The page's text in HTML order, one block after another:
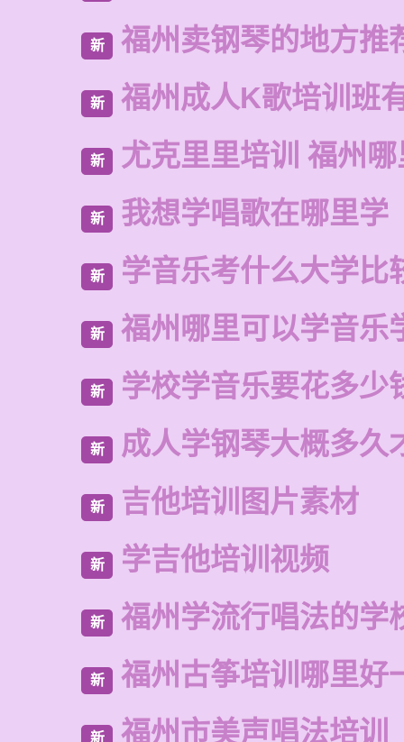
新 福州卖钢琴的地方推
新 福州成人K歌培训班
新 尤克里里培训 福州
新 我想学唱歌在哪里学
新 学音乐考什么大学比
新 福州哪里可以学音乐
新 学校学音乐要花多少
新 成人学钢琴大概多久
新 吉他培训图片素材
新 学吉他培训视频
新 福州学流行唱法的学
新 福州古筝培训哪里好
新 福州市美声唱法培训